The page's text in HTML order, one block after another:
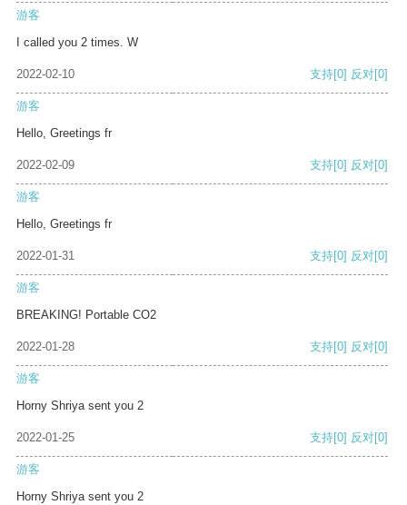
游客
I called you 2 times. W
2022-02-10 支持[0] 反对[0]
游客
Hello, Greetings fr
2022-02-09 支持[0] 反对[0]
游客
Hello, Greetings fr
2022-01-31 支持[0] 反对[0]
游客
BREAKING! Portable CO2
2022-01-28 支持[0] 反对[0]
游客
Horny Shriya sent you 2
2022-01-25 支持[0] 反对[0]
游客
Horny Shriya sent you 2